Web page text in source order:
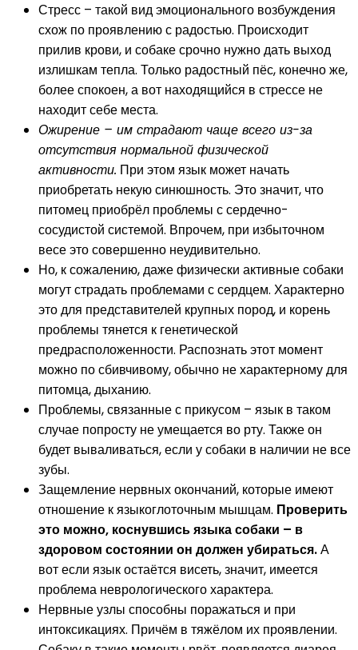
Стресс – такой вид эмоционального возбуждения
схож по проявлению с радостью. Происходит
прилив крови, и собаке срочно нужно дать выход
излишкам тепла. Только радостный пёс, конечно же,
более спокоен, а вот находящийся в стрессе не
находит себе места.
Ожирение – им страдают чаще всего из-за
отсутствия нормальной физической
активности. При этом язык может начать
приобретать некую синюшность. Это значит, что
питомец приобрёл проблемы с сердечно-
сосудистой системой. Впрочем, при избыточном
весе это совершенно неудивительно.
Но, к сожалению, даже физически активные собаки
могут страдать проблемами с сердцем. Характерно
это для представителей крупных пород, и корень
проблемы тянется к генетической
предрасположенности. Распознать этот момент
можно по сбивчивому, обычно не характерному для
питомца, дыханию.
Проблемы, связанные с прикусом – язык в таком
случае попросту не умещается во рту. Также он
будет вываливаться, если у собаки в наличии не все
зубы.
Защемление нервных окончаний, которые имеют
отношение к языкоглоточным мышцам. Проверить
это можно, коснувшись языка собаки – в
здоровом состоянии он должен убираться.А
вот если язык остаётся висеть, значит, имеется
проблема неврологического характера.
Нервные узлы способны поражаться и при
интоксикациях. Причём в тяжёлом их проявлении.